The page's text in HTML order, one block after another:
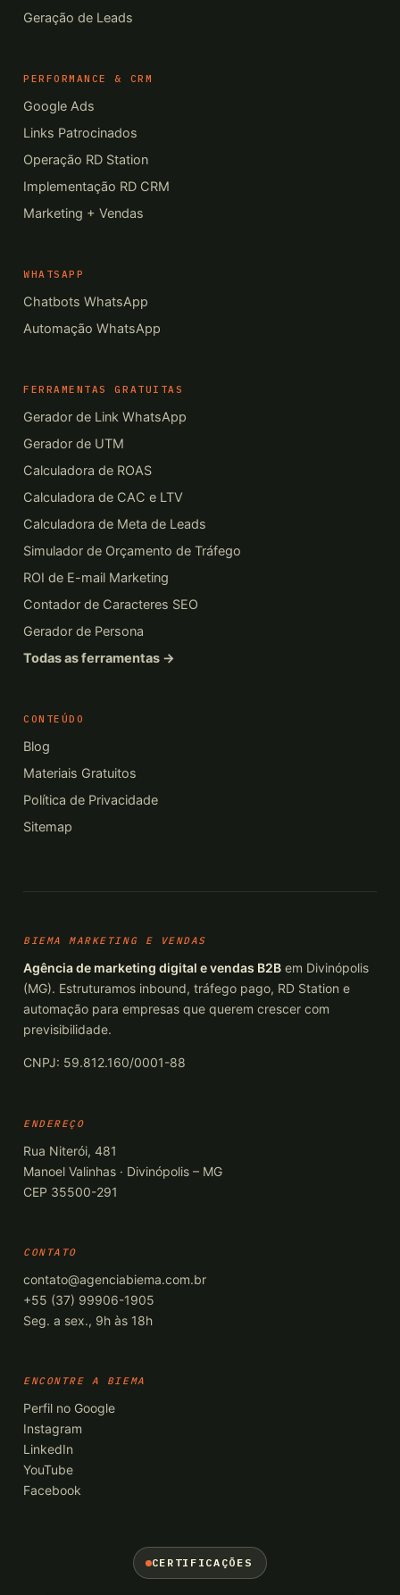
Geração de Leads
PERFORMANCE & CRM
Google Ads
Links Patrocinados
Operação RD Station
Implementação RD CRM
Marketing + Vendas
WHATSAPP
Chatbots WhatsApp
Automação WhatsApp
FERRAMENTAS GRATUITAS
Gerador de Link WhatsApp
Gerador de UTM
Calculadora de ROAS
Calculadora de CAC e LTV
Calculadora de Meta de Leads
Simulador de Orçamento de Tráfego
ROI de E-mail Marketing
Contador de Caracteres SEO
Gerador de Persona
Todas as ferramentas →
CONTEÚDO
Blog
Materiais Gratuitos
Política de Privacidade
Sitemap
BIEMA MARKETING E VENDAS
Agência de marketing digital e vendas B2B em Divinópolis
(MG). Estruturamos inbound, tráfego pago, RD Station e
automação para empresas que querem crescer com
previsibilidade.
CNPJ: 59.812.160/0001-88
ENDEREÇO
Rua Niterói, 481
Manoel Valinhas · Divinópolis – MG
CEP 35500-291
CONTATO
contato@agenciabiema.com.br
+55 (37) 99906-1905
Seg. a sex., 9h às 18h
ENCONTRE A BIEMA
Perfil no Google
Instagram
LinkedIn
YouTube
Facebook
CERTIFICAÇÕES